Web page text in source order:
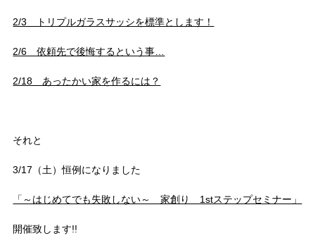
2/3 トリプルガラスサッシを標準とします！
2/6 依頼先で後悔するという事…
2/18 あったかい家を作るには？
それと
3/17（土）恒例になりました
「～はじめてでも失敗しない～ 家創り 1stステップセミナー」
開催致します!!